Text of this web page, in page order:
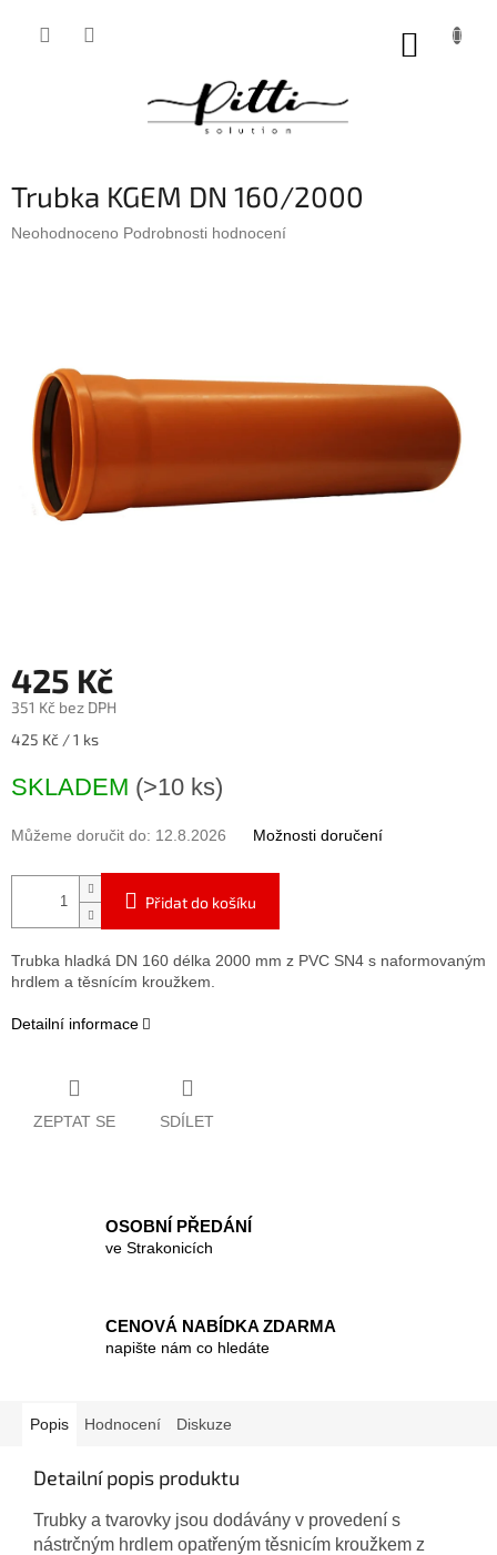
Trubka KGEM DN 160/2000
Průměrné
hvězdiček.
Neohodnoceno Podrobnosti hodnocení
425 Kč
351 Kč bez DPH
Měrná
425 Kč / 1 ks
SKLADEM (>10 ks)
Můžeme doručit do: 12.8.2026 Možnosti doručení
Přidat do košíku
Trubka hladká DN 160 délka 2000 mm z PVC SN4 s naformovaným
hrdlem a těsnícím kroužkem.
Detailní informace
ZEPTAT SE SDÍLET
OSOBNÍ PŘEDÁNÍ
ve Strakonicích
CENOVÁ NABÍDKA ZDARMA
napište nám co hledáte
Popis Hodnocení Diskuze
Detailní popis produktu
Trubky a tvarovky jsou dodávány v provedení s
nástrčným hrdlem opatřeným těsnicím kroužkem z